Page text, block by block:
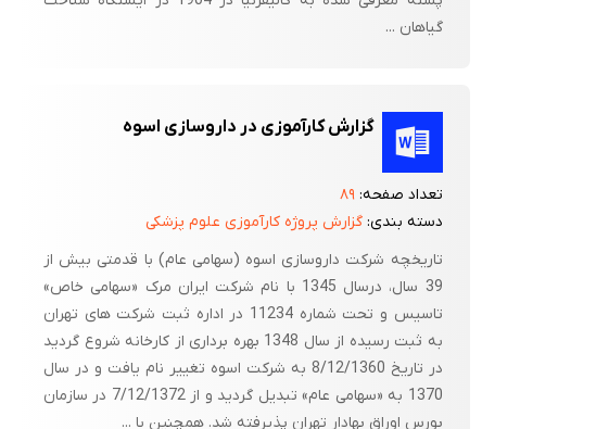
گیاهان ...
گزارش کارآموزی در داروسازی اسوه
تعداد صفحه:۸۹
دسته بندی:گزارش پروژه کارآموزی علوم پزشکی
تاریخچه شرکت داروسازی اسوه (سهامی عام) با قدمتی بیش از
39 سال، درسال 1345 با نام شرکت ایران مرک «سهامی خاص»
تاسیس و تحت شماره 11234 در اداره ثبت شرکت های تهران
به ثبت رسیده از سال 1348 بهره برداری از کارخانه شروع گردید
در تاریخ 8/12/1360 به شرکت اسوه تغییر نام یافت و در سال
1370 به «سهامی عام» تبدیل گردید و از 7/12/1372 در سازمان
بورس اوراق بهادار تهران پذیرفته شد. همچنین با ...